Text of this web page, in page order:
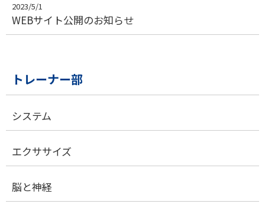
2023/5/1
WEBサイト公開のお知らせ
トレーナー部
システム
エクササイズ
脳と神経